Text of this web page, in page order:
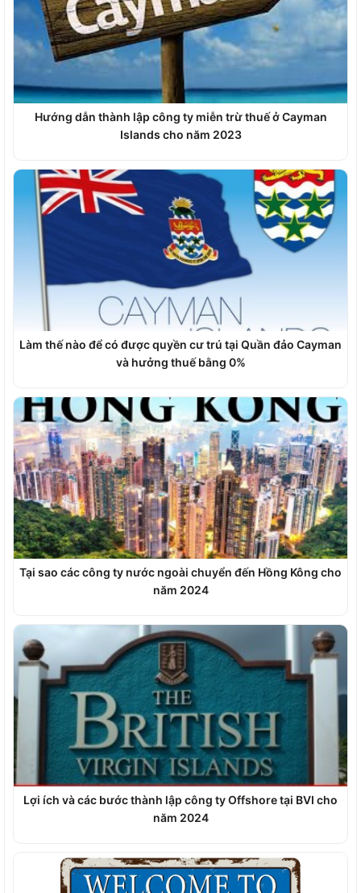
Hướng dẫn thành lập công ty miễn trừ thuế ở Cayman
Islands cho năm 2023
Làm thế nào để có được quyền cư trú tại Quần đảo Cayman
và hưởng thuế bằng 0%
Tại sao các công ty nước ngoài chuyển đến Hồng Kông cho
năm 2024
Lợi ích và các bước thành lập công ty Offshore tại BVI cho
năm 2024